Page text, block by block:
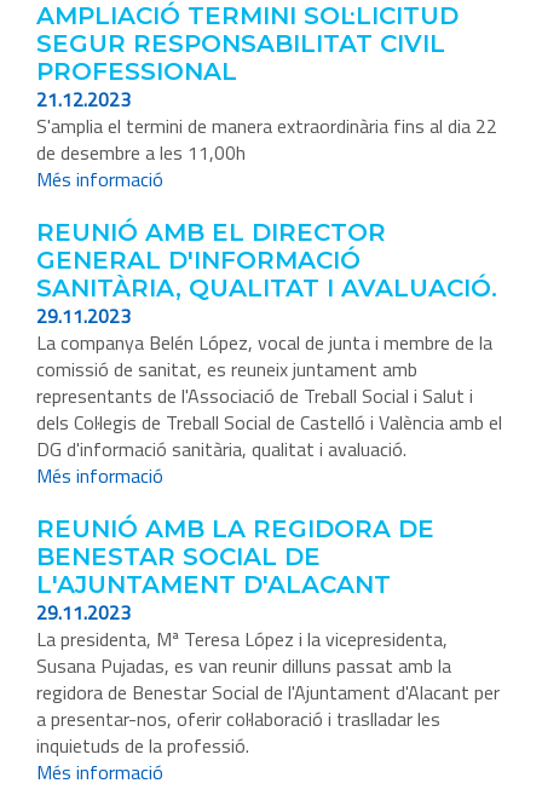
AMPLIACIÓ TERMINI SOL·LICITUD
SEGUR RESPONSABILITAT CIVIL
PROFESSIONAL
21.12.2023
S'amplia el termini de manera extraordinària fins al dia 22
de desembre a les 11,00h
Més informació
REUNIÓ AMB EL DIRECTOR
GENERAL D'INFORMACIÓ
SANITÀRIA, QUALITAT I AVALUACIÓ.
29.11.2023
La companya Belén López, vocal de junta i membre de la
comissió de sanitat, es reuneix juntament amb
representants de l'Associació de Treball Social i Salut i
dels Col·legis de Treball Social de Castelló i València amb el
DG d'informació sanitària, qualitat i avaluació.
Més informació
REUNIÓ AMB LA REGIDORA DE
BENESTAR SOCIAL DE
L'AJUNTAMENT D'ALACANT
29.11.2023
La presidenta, Mª Teresa López i la vicepresidenta,
Susana Pujadas, es van reunir dilluns passat amb la
regidora de Benestar Social de l'Ajuntament d'Alacant per
a presentar-nos, oferir col·laboració i traslladar les
inquietuds de la professió.
Més informació